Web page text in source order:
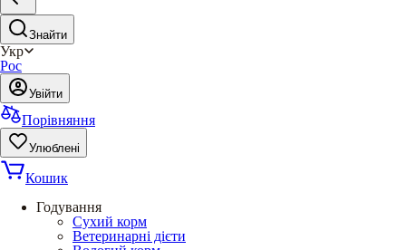
Знайти
Укр
Рос
Увійти
Порівняння
Улюблені
Кошик
Годування
Сухий корм
Ветеринарні дієти